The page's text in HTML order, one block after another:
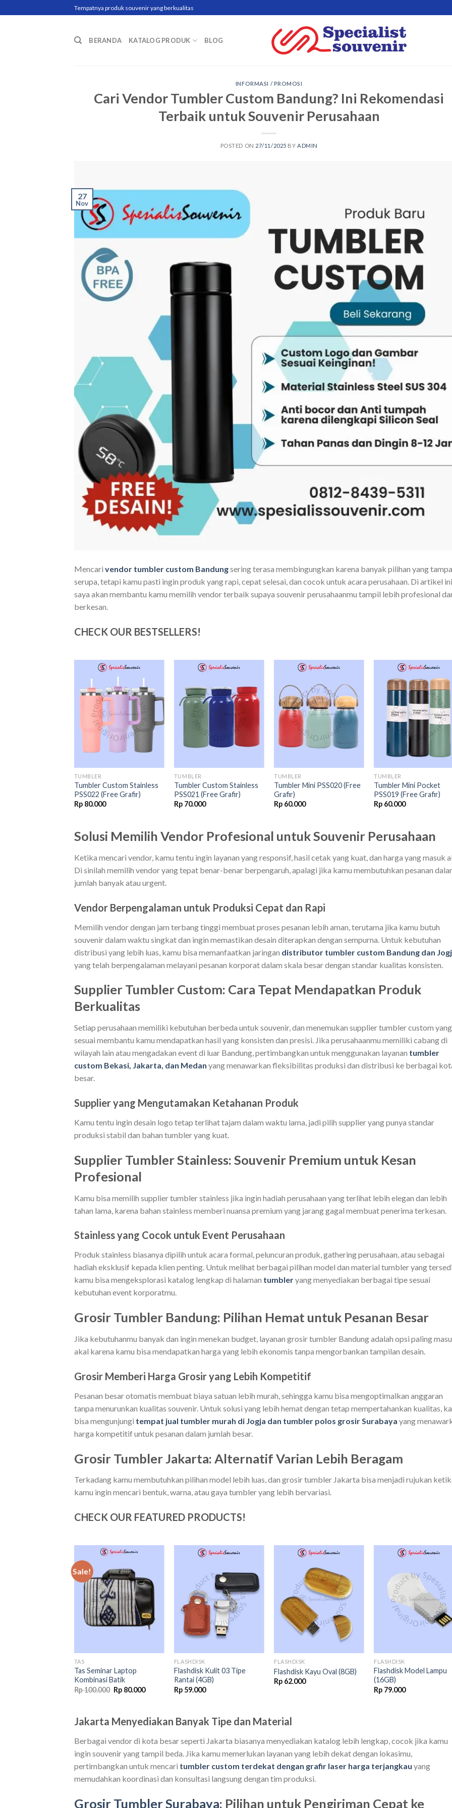
to
Tempatnya produk souvenir yang berkualitas
BERANDA KATALOG PRODUK BLOG
INFORMASI / PROMOSI
Cari Vendor Tumbler Custom Bandung? Ini Rekomendasi
Terbaik untuk Souvenir Perusahaan
POSTED ON 27/11/2025 BY ADMIN
27
Nov
Mencari vendor tumbler custom Bandungsering terasa membingungkan karena banyak pilihan yang
serupa, tetapi kamu pasti ingin produk yang rapi, cepat selesai, dan cocok untuk acara perusahaan. Di artikel
saya akan membantu kamu memilih vendor terbaik supaya souvenir perusahaanmu tampil lebih profesional
berkesan.
CHECK OUR BESTSELLERS!
Add to
wishlist
TUMBLER
Tumbler Custom Stainless
PSS022 (Free Grafir)
Rp80.000
Add to
wishlist
TUMBLER
Tumbler Custom Stainless
PSS021 (Free Grafir)
Rp70.000
Add to
wishlist
TUMBLER
Tumbler Mini PSS020 (Free
Grafir)
Rp 60.000
Add
TUMBLER
Tumbler Mini Pocket
PSS019 (Free Grafir)
Rp 60.000
Solusi Memilih Vendor Profesional untuk Souvenir Perusahaan
Ketika mencari vendor, kamu tentu ingin layanan yang responsif, hasil cetak yang kuat, dan harga yang masuk
Di sinilah memilih vendor yang tepat benar-benar berpengaruh, apalagi jika kamu membutuhkan pesanan
jumlah banyak atau urgent.
Vendor Berpengalaman untuk Produksi Cepat dan Rapi
Memilih vendor dengan jam terbang tinggi membuat proses pesanan lebih aman, terutama jika kamu butuh
souvenir dalam waktu singkat dan ingin memastikan desain diterapkan dengan sempurna. Untuk kebutuhan
distribusi yang lebih luas, kamu bisa memanfaatkan jaringan distributor tumbler custom Bandung dan
yang telah berpengalaman melayani pesanan korporat dalam skala besar dengan standar kualitas konsisten.
Supplier Tumbler Custom: Cara Tepat Mendapatkan Produk
Berkualitas
Setiap perusahaan memiliki kebutuhan berbeda untuk souvenir, dan menemukan supplier tumbler custom yang
sesuai membantu kamu mendapatkan hasil yang konsisten dan presisi. Jika perusahaanmu memiliki cabang di
wilayah lain atau mengadakan event di luar Bandung, pertimbangkan untuk menggunakan layanan tumbler
custom Bekasi, Jakarta, dan Medan yang menawarkan fleksibilitas produksi dan distribusi ke berbagai
besar.
Supplier yang Mengutamakan Ketahanan Produk
Kamu tentu ingin desain logo tetap terlihat tajam dalam waktu lama, jadi pilih supplier yang punya standar
produksi stabil dan bahan tumbler yang kuat.
Supplier Tumbler Stainless: Souvenir Premium untuk Kesan
Profesional
Kamu bisa memilih supplier tumbler stainless jika ingin hadiah perusahaan yang terlihat lebih elegan dan lebih
tahan lama, karena bahan stainless memberi nuansa premium yang jarang gagal membuat penerima terkesan.
Stainless yang Cocok untuk Event Perusahaan
Produk stainless biasanya dipilih untuk acara formal, peluncuran produk, gathering perusahaan, atau sebagai
hadiah eksklusif kepada klien penting. Untuk melihat berbagai pilihan model dan material tumbler yang
kamu bisa mengeksplorasi katalog lengkap di halaman tumbleryang menyediakan berbagai tipe sesuai
kebutuhan event korporatmu.
Grosir Tumbler Bandung: Pilihan Hemat untuk Pesanan Besar
Jika kebutuhanmu banyak dan ingin menekan budget, layanan grosir tumbler Bandung adalah opsi paling
akal karena kamu bisa mendapatkan harga yang lebih ekonomis tanpa mengorbankan tampilan desain.
Grosir Memberi Harga Grosir yang Lebih Kompetitif
Pesanan besar otomatis membuat biaya satuan lebih murah, sehingga kamu bisa mengoptimalkan anggaran
tanpa menurunkan kualitas souvenir. Untuk solusi yang lebih hemat dengan tetap mempertahankan kualitas,
bisa mengunjungi tempat jual tumbler murah di Jogja dan tumbler polos grosir Surabaya yang
harga kompetitif untuk pesanan dalam jumlah besar.
Grosir Tumbler Jakarta: Alternatif Varian Lebih Beragam
Terkadang kamu membutuhkan pilihan model lebih luas, dan grosir tumbler Jakarta bisa menjadi rujukan
kamu ingin mencari bentuk, warna, atau gaya tumbler yang lebih bervariasi.
CHECK OUR FEATURED PRODUCTS!
Sale!
Add to
wishlist
TAS
Tas Seminar Laptop
Kombinasi Batik
Rp100.000 Original
price
Rp 80.000Current
Add to
wishlist
FLASHDISK
Flashdisk Kulit 03 Tipe
Rantai (4GB)
Rp59.000
Add to
wishlist
FLASHDISK
Flashdisk Kayu Oval (8GB)
Rp 62.000
Add
FLASHDISK
Flashdisk Model Lampu
(16GB)
Rp 79.000
Jakarta Menyediakan Banyak Tipe dan Material
Berbagai vendor di kota besar seperti Jakarta biasanya menyediakan katalog lebih lengkap, cocok jika kamu
ingin souvenir yang tampil beda. Jika kamu memerlukan layanan yang lebih dekat dengan lokasimu,
pertimbangkan untuk mencari tumbler custom terdekat dengan grafir laser harga terjangkau yang
memudahkan koordinasi dan konsultasi langsung dengan tim produksi.
Grosir Tumbler Surabaya: Pilihan untuk Pengiriman Cepat ke